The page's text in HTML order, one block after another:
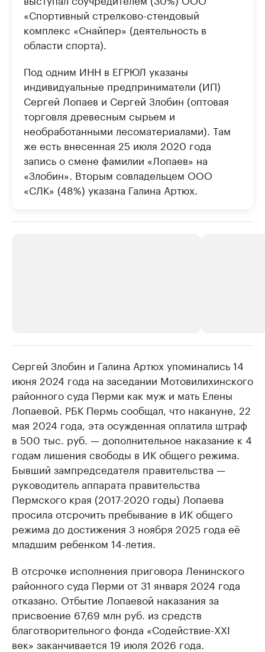
«Спортивный стрелково-стендовый
комплекс «Снайпер» (деятельность в
области спорта).
Под одним ИНН в ЕГРЮЛ указаны
индивидуальные предприниматели (ИП)
Сергей Лопаев и Сергей Злобин (оптовая
торговля древесным сырьем и
необработанными лесоматериалами). Там
же есть внесенная 25 июля 2020 года
запись о смене фамилии «Лопаев» на
«Злобин». Вторым совладельцем ООО
«СЛК» (48%) указана Галина Артюх.
Крупнейшие производители и
продавцы медийной продукции
Ознакомьтесь с информацией в каталоге
Страховые
Посмотрите в
Сергей Злобин и Галина Артюх упоминались 14
июня 2024 года на заседании Мотовилихинского
районного суда Перми как муж и мать Елены
Лопаевой. РБК Пермь сообщал, что накануне, 22
мая 2024 года, эта осужденная оплатила штраф
в 500 тыс. руб. — дополнительное наказание к 4
годам лишения свободы в ИК общего режима.
Бывший зампредседателя правительства —
руководитель аппарата правительства
Пермского края (2017-2020 годы) Лопаева
просила отсрочить пребывание в ИК общего
режима до достижения 3 ноября 2025 года её
младшим ребенком 14-летия.
В отсрочке исполнения приговора Ленинского
районного суда Перми от 31 января 2024 года
отказано. Отбытие Лопаевой наказания за
присвоение 67,69 млн руб. из средств
благотворительного фонда «Содействие-XXI
век» заканчивается 19 июля 2026 года.